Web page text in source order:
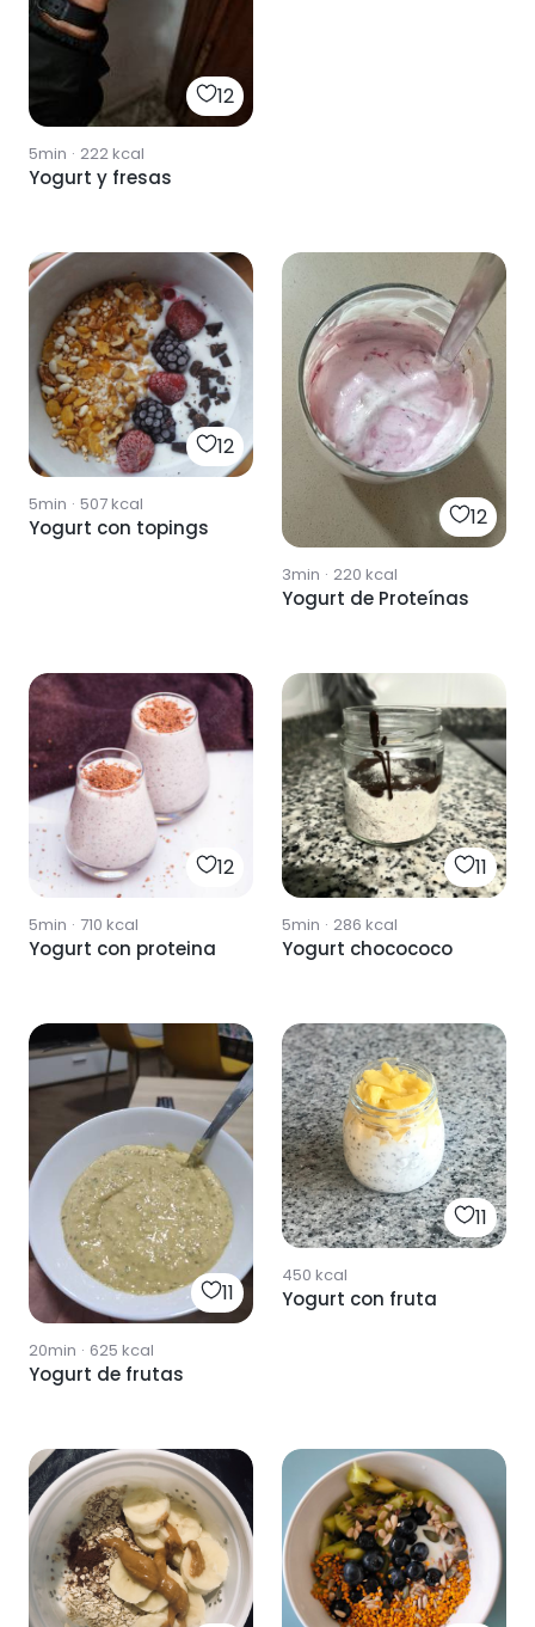
12
5min · 222kcal
Yogurt y fresas
12
5min · 507kcal
Yogurt con topings 12
3min · 220 kcal
Yogurt de Proteínas
12
5min · 710 kcal
Yogurt con proteina
11
5min · 286 kcal
Yogurt chocococo
11
20min · 625 kcal
Yogurt de frutas
11
450 kcal
Yogurt con fruta